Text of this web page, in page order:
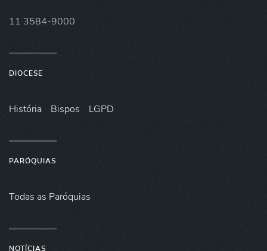
11 3584-9000
DIOCESE
História Bispos LGPD
PARÓQUIAS
Todas as Paróquias
NOTÍCIAS